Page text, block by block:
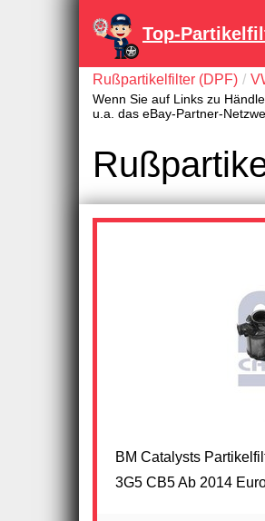
Top-
Rußpartikelfilter (DPF)
Wenn Sie auf Links zu
u.a. das eBay-Partner-
BM Catalysts
3G5 CB5 Ab 2014